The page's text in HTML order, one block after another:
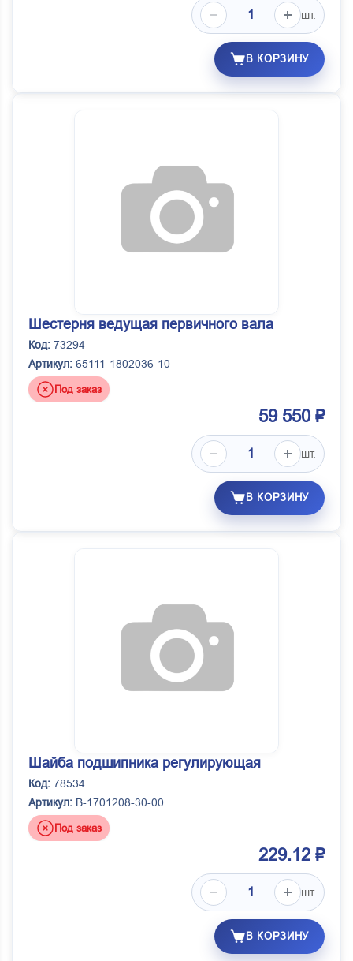
шт.
В КОРЗИНУ
Шестерня ведущая первичного вала
Код: 73294
Артикул: 65111-1802036-10
Под заказ
59 550 ₽
шт.
В КОРЗИНУ
Шайба подшипника регулирующая
Код: 78534
Артикул: B-1701208-30-00
Под заказ
229.12 ₽
шт.
В КОРЗИНУ